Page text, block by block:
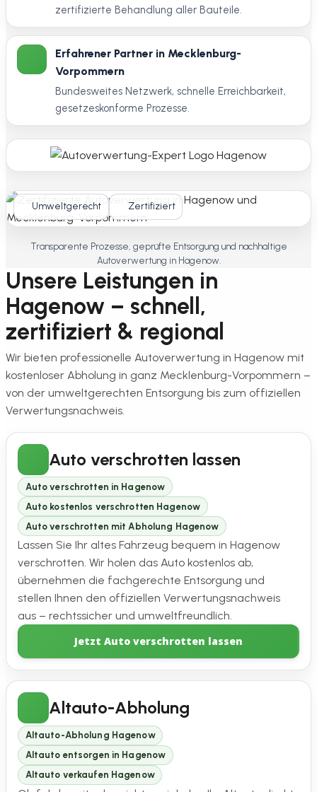
zertifizierte Behandlung aller Bauteile.
Erfahrener Partner in Mecklenburg-
Vorpommern
Bundesweites Netzwerk, schnelle Erreichbarkeit,
gesetzeskonforme Prozesse.
Umweltgerecht Zertifiziert
Transparente Prozesse, geprüfte Entsorgung und nachhaltige
Autoverwertung in Hagenow.
Unsere Leistungen in
Hagenow – schnell,
zertifiziert & regional
Wir bieten professionelle Autoverwertung in Hagenow mit
kostenloser Abholung in ganz Mecklenburg-Vorpommern –
von der umweltgerechten Entsorgung bis zum offiziellen
Verwertungsnachweis.
Auto verschrotten lassen
Auto verschrotten in Hagenow
Auto kostenlos verschrotten Hagenow
Auto verschrotten mit Abholung Hagenow
Lassen Sie Ihr altes Fahrzeug bequem in Hagenow
verschrotten. Wir holen das Auto kostenlos ab,
übernehmen die fachgerechte Entsorgung und
stellen Ihnen den offiziellen Verwertungsnachweis
aus – rechtssicher und umweltfreundlich.
Jetzt Auto verschrotten lassen
Altauto-Abholung
Altauto-Abholung Hagenow
Altauto entsorgen in Hagenow
Altauto verkaufen Hagenow